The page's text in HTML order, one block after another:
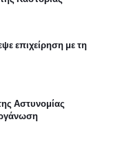
επιχείρηση με τη
Αστυνομίας